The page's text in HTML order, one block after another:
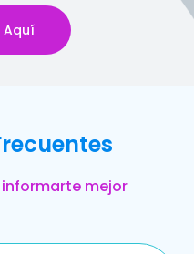
Aquí
mejor